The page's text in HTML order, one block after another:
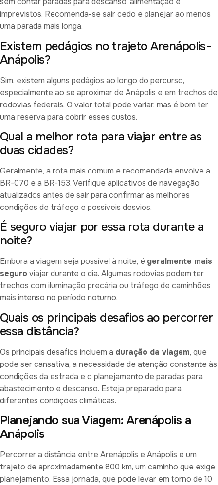
imprevistos. Recomenda-se sair cedo e planejar ao menos
uma parada mais longa.
Existem pedágios no trajeto Arenápolis-
Anápolis?
Sim, existem alguns pedágios ao longo do percurso,
especialmente ao se aproximar de Anápolis e em trechos de
rodovias federais. O valor total pode variar, mas é bom ter
uma reserva para cobrir esses custos.
Qual a melhor rota para viajar entre as
duas cidades?
Geralmente, a rota mais comum e recomendada envolve a
BR-070 e a BR-153. Verifique aplicativos de navegação
atualizados antes de sair para confirmar as melhores
condições de tráfego e possíveis desvios.
É seguro viajar por essa rota durante a
noite?
Embora a viagem seja possível à noite, é geralmente mais
seguroviajar durante o dia. Algumas rodovias podem ter
trechos com iluminação precária ou tráfego de caminhões
mais intenso no período noturno.
Quais os principais desafios ao percorrer
essa distância?
Os principais desafios incluem a duração da viagem, que
pode ser cansativa, a necessidade de atenção constante às
condições da estrada e o planejamento de paradas para
abastecimento e descanso. Esteja preparado para
diferentes condições climáticas.
Planejando sua Viagem: Arenápolis a
Anápolis
Percorrer a distância entre Arenápolis e Anápolis é um
trajeto de aproximadamente 800 km, um caminho que exige
planejamento. Essa jornada, que pode levar em torno de 10